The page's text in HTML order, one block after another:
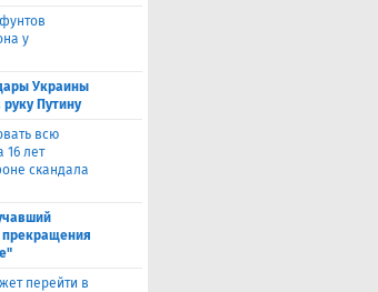
у
Украины
руку Путину
всю
16 лет
скандала
прекращения
перейти в